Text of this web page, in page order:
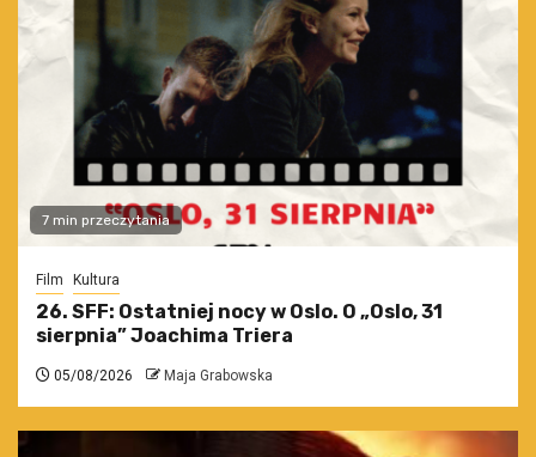
7 min przeczytania
Film Kultura
26. SFF: Ostatniej nocy w Oslo. O „Oslo, 31
sierpnia” Joachima Triera
05/08/2026 Maja Grabowska